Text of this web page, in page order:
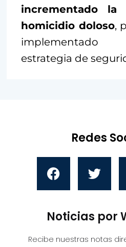
incrementado la
homicidio doloso,
estrategia de
Redes
Noticias por
Recibe nuestras notas